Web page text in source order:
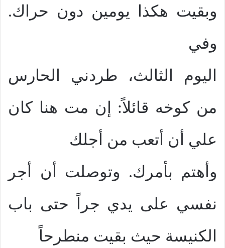
وبقيت هكذا يومين دون حراك.
وفي
اليوم الثالث، طردني الحارس
من كوخه قائلاً: إن مت هنا كان
علي أن أتعب من أجلك
وأهتم بأمرك. وتوصلت أن أجر
نفسي على يدي جراً حتى باب
الكنيسة حيث بقيت منطرحاً